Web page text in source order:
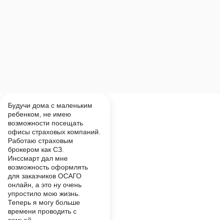
Будучи дома с маленьким
ребенком, не имею
возможности посещать
офисы страховых компаний.
Работаю страховым
брокером как СЗ.
Инссмарт дал мне
возможность оформлять
для заказчиков ОСАГО
онлайн, а это ну очень
упростило мою жизнь.
Теперь я могу больше
времени проводить с